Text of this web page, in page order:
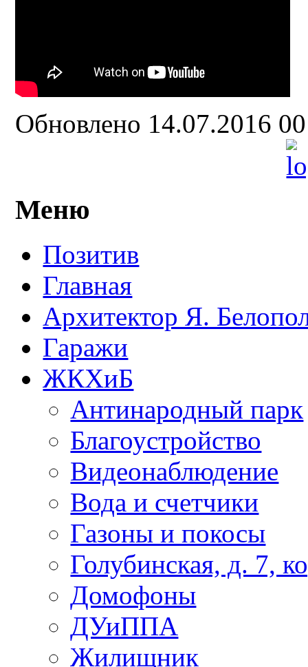
Обновлено 14.07.2016
Меню
Позитив
Главная
Архитектор Я.
Гаражи
ЖКХиБ
Антинародный парк
Благоустройство
Видеонаблюдение
Вода и счетчики
Газоны и покосы
Голубинская, д. 7,
Домофоны
ДУиППА
Жилищник